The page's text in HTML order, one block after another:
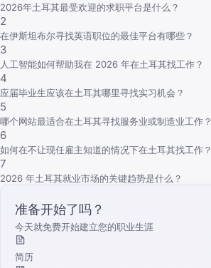
2026年土耳其最受欢迎的求职平台是什么？
2
在伊斯坦布尔寻找英语职位的最佳平台有哪些？
3
人工智能如何帮助我在 2026 年在土耳其找工作？
4
应届毕业生应该在土耳其哪里寻找实习机会？
5
哪个网站最适合在土耳其寻找服务业或制造业工作？
6
如何在不让现任雇主知道的情况下在土耳其找工作？
7
2026 年土耳其就业市场的关键趋势是什么？
准备开始了吗？
今天就免费开始建立您的职业生涯
简历